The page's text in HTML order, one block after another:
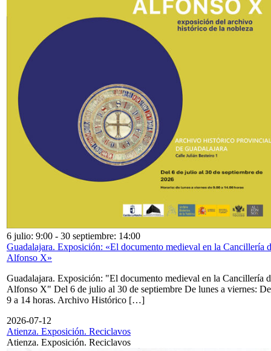
6 julio: 9:00 - 30 septiembre: 14:00
Guadalajara. Exposición: «El documento medieval en la Cancillería
Alfonso X»
Guadalajara. Exposición: "El documento medieval en la Cancillería
Alfonso X" Del 6 de julio al 30 de septiembre De lunes a viernes: De
9 a 14 horas. Archivo Histórico […]
2026-07-12
Atienza. Exposición. Reciclavos
Atienza. Exposición. Reciclavos